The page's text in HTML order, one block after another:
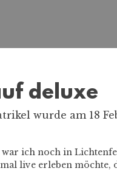
deluxe
wurde am 18
ich noch in
live erleben